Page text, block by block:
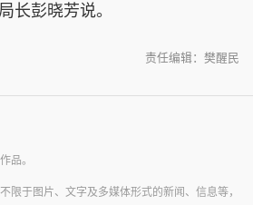
长彭晓芳说。
责任编辑：樊醒民
品。
限于图片、文字及多媒体形式的新闻、信息等，